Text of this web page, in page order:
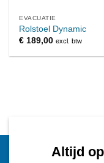
EVACUATIE
Rolstoel Dynamic
€ 189,00 excl. btw
Altijd